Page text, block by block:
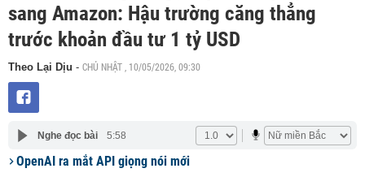
sang Amazon: Hậu trường căng thẳng
trước khoản đầu tư 1 tỷ USD
Theo Lại Dịu - CHỦ NHẬT , 10/05/2026, 09:30
Nghe đọc bài 5:58
OpenAI ra mắt API giọng nói mới